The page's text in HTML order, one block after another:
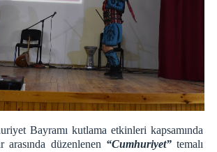
kutlama etkinleri kapsamında
düzenlenen “Cumhuriyet”temalı